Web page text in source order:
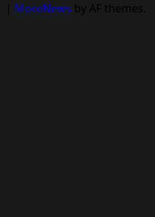
| MoreNews by AF themes.